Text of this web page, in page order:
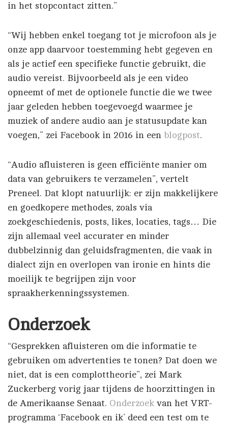
in het stopcontact zitten.”
“Wij hebben enkel toegang tot je microfoon als je
onze app daarvoor toestemming hebt gegeven en
als je actief een specifieke functie gebruikt, die
audio vereist. Bijvoorbeeld als je een video
opneemt of met de optionele functie die we twee
jaar geleden hebben toegevoegd waarmee je
muziek of andere audio aan je statusupdate kan
voegen,” zei Facebook in 2016 in een blogpost.
“Audio afluisteren is geen efficiënte manier om
data van gebruikers te verzamelen”, vertelt
Preneel. Dat klopt natuurlijk: er zijn makkelijkere
en goedkopere methodes, zoals via
zoekgeschiedenis, posts, likes, locaties, tags… Die
zijn allemaal veel accurater en minder
dubbelzinnig dan geluidsfragmenten, die vaak in
dialect zijn en overlopen van ironie en hints die
moeilijk te begrijpen zijn voor
spraakherkenningssystemen.
Onderzoek
“Gesprekken afluisteren om die informatie te
gebruiken om advertenties te tonen? Dat doen we
niet, dat is een complottheorie”, zei Mark
Zuckerberg vorig jaar tijdens de hoorzittingen in
de Amerikaanse Senaat. Onderzoek van het VRT-
programma ‘Facebook en ik’ deed een test om te